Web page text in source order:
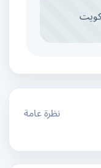
نظرة عامة